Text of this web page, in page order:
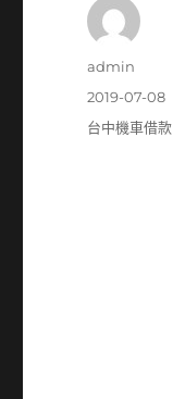
作
admin
發
佈
2019-07-08
分
台中機車借款